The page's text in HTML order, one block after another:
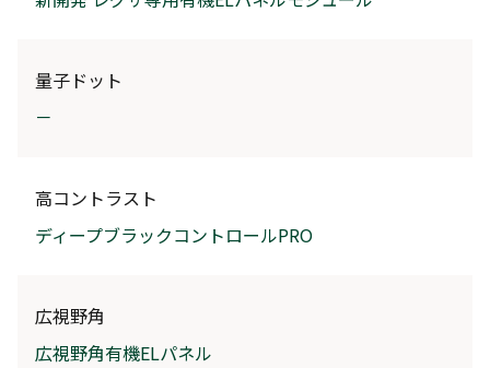
量子ドット
－
高コントラスト
ディープブラックコントロールPRO
広視野角
広視野角有機ELパネル